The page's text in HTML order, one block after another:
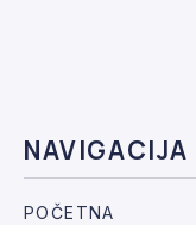
NAVIGACIJA
POČETNA